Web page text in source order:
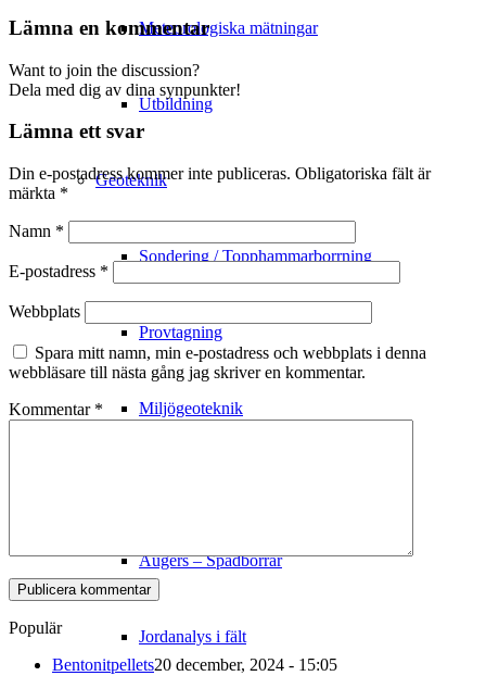
Meteorologiska mätningar
Utbildning
Geoteknik
Sondering / Topphammarborrning
Provtagning
Miljögeoteknik
Augers – Spadborrar
Jordanalys i fält
Lämna en kommentar
Want to join the discussion?
Dela med dig av dina synpunkter!
Lämna ett svar
Din e-postadress kommer inte publiceras. Obligatoriska fält är
märkta *
Namn *
E-postadress *
Webbplats
Spara mitt namn, min e-postadress och webbplats i denna
webbläsare till nästa gång jag skriver en kommentar.
Kommentar *
Populär
Bentonitpellets20 december, 2024 - 15:05